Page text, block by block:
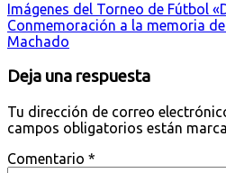
Imágenes del Torneo de Fútbol
Conmemoración a la memoria
Machado
Deja una respuesta
Tu dirección de correo
campos obligatorios están
Comentario *